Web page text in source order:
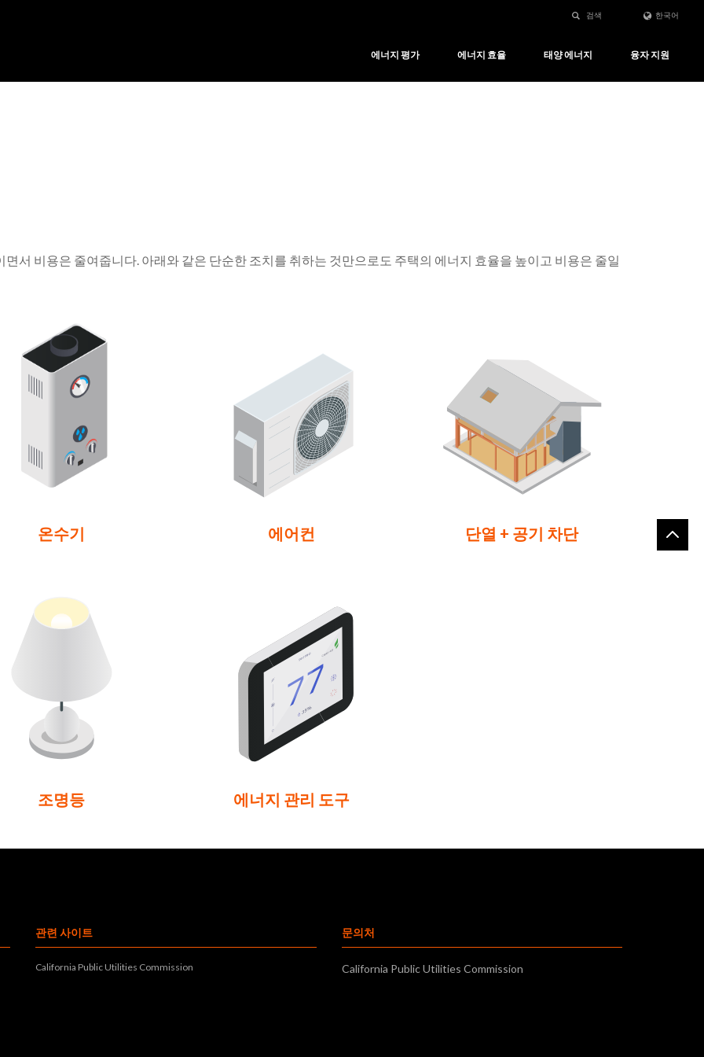
검색 한국어
에너지 평가 에너지 효율 태양 에너지 융자 지원
서 비용은 줄여줍니다. 아래와 같은 단순한 조치를 취하는 것만으로도 주택의 에너지 효율을 높이고 비용은 줄일
온수기 에어컨 단열 + 공기 차단
조명등 에너지 관리 도구
관련 사이트
California Public Utilities Commission
문의처
California Public Utilities Commission